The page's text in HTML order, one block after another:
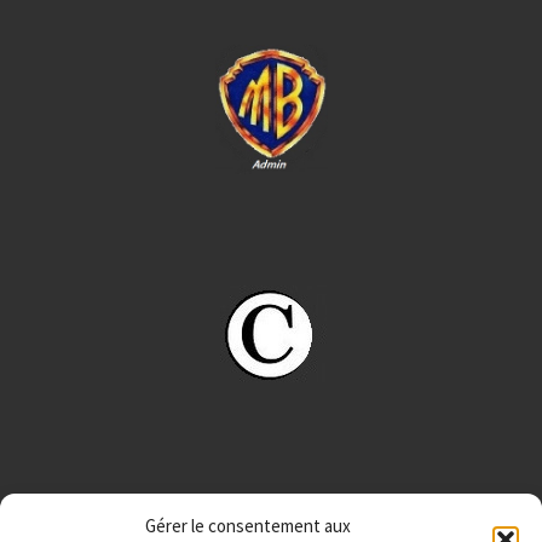
Gérer le consentement aux